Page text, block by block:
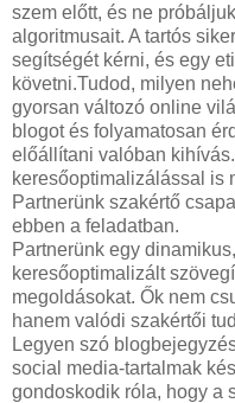
szem előtt, és ne
algoritmusait. A tartós
segítségét kérni, és egy
követni.Tudod, milyen
gyorsan változó online
blogot és folyamatosan
előállítani valóban
keresőoptimalizálással is
Partnerünk szakértő
ebben a feladatban.
Partnerünk egy
keresőoptimalizált
megoldásokat. Ők nem
hanem valódi szakértői
Legyen szó
social media-tartalmak
gondoskodik róla, hogy a